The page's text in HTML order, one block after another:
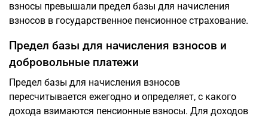
взносы превышали предел базы для начисления
взносов в государственное пенсионное страхование.
Предел базы для начисления взносов и
добровольные платежи
Предел базы для начисления взносов
пересчитывается ежегодно и определяет, с какого
дохода взимаются пенсионные взносы. Для доходов